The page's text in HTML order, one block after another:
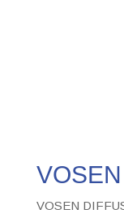
VOSEN